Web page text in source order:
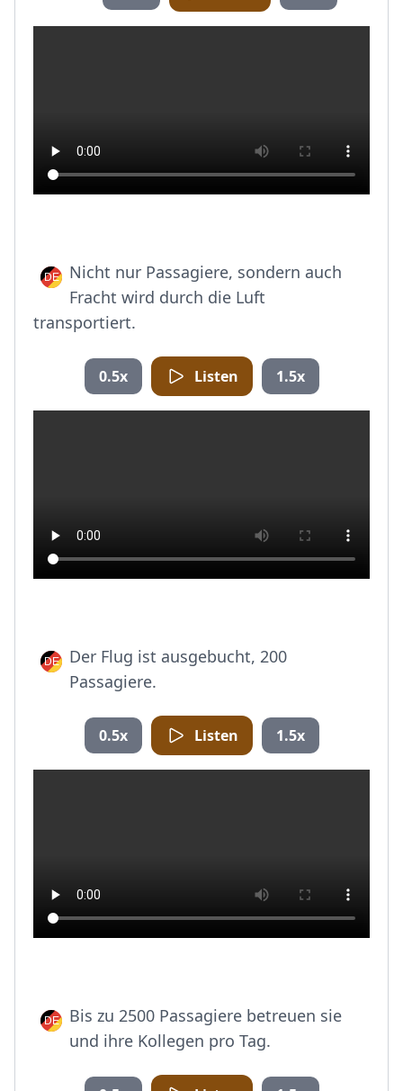
Nicht nur Passagiere, sondern auch
Fracht wird durch die Luft
transportiert.
0.5x Listen 1.5x
Der Flug ist ausgebucht, 200
Passagiere.
0.5x Listen 1.5x
Bis zu 2500 Passagiere betreuen sie
und ihre Kollegen pro Tag.